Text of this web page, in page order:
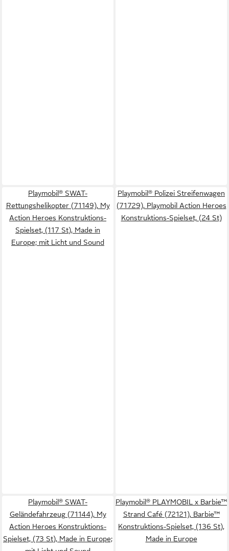
Playmobil® SWAT-
Rettungshelikopter (71149), My
Action Heroes Konstruktions-
Spielset, (117 St), Made in
Europe; mit Licht und Sound
Playmobil® Polizei Streifenwagen
(71729), Playmobil Action Heroes
Konstruktions-Spielset, (24 St)
Playmobil® SWAT-
Geländefahrzeug (71144), My
Action Heroes Konstruktions-
Spielset, (73 St), Made in Europe;
Playmobil® PLAYMOBIL x Barbie™
Strand Café (72121), Barbie™
Konstruktions-Spielset, (136 St),
Made in Europe